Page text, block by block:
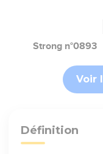
Strong n°0893
Voir
Définition